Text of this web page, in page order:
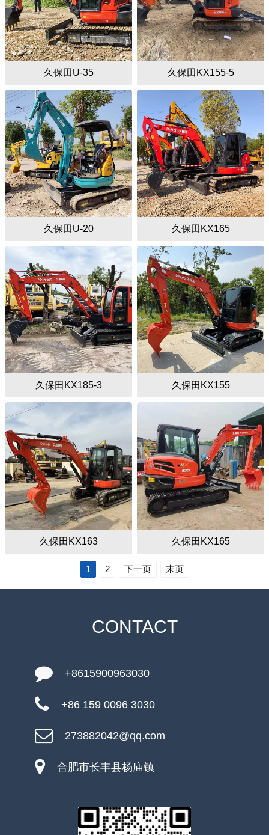
久保田U-35 久保田KX155-5
久保田U-20 久保田KX165
久保田KX185-3 久保田KX155
久保田KX163 久保田KX165
1 2 下一页 末页
CONTACT
+8615900963030
+86 159 0096 3030
273882042@qq.com
合肥市长丰县杨庙镇